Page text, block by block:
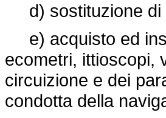
d) sostituzione di
e) acquisto ed
ecometri, ittioscopi,
circuizione e dei
condotta della